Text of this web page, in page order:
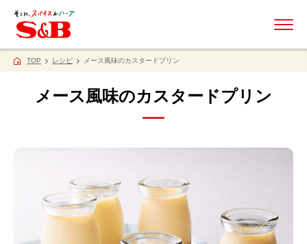
TOP レシピ メース風味のカスタードプリン
メース風味のカスタードプリン